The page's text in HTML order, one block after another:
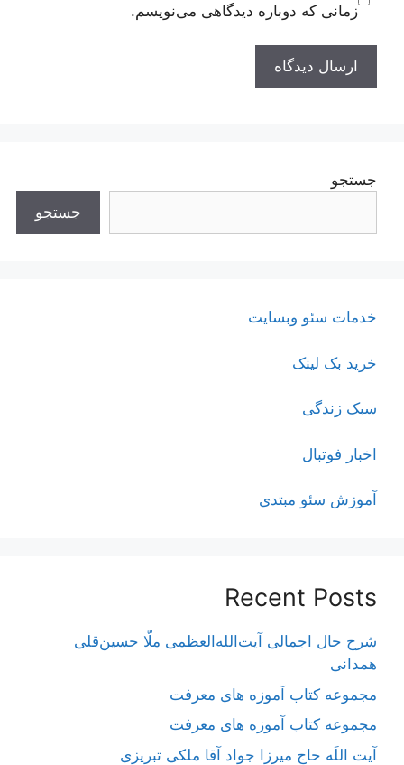
زمانی که دوباره دیدگاهی می‌نویسم.
جستجو
جستجو
خدمات سئو وبسایت
خرید بک لینک
سبک زندگی
اخبار فوتبال
آموزش سئو مبتدی
Recent Posts
شرح حال اجمالی آیت‌الله‌العظمی ملّا حسین‌قلی
همدانی
مجموعه کتاب آموزه های معرفت
مجموعه کتاب آموزه های معرفت
آیت اللَه حاج میرزا جواد آقا ملکی تبریزی